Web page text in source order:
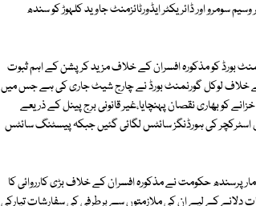
سومرو اور ڈائریکٹر ایڈورٹائزمنٹ جاوید کلہوڑ کو سندھ
بورڈ کو مذکورہ افسران کے خلاف مزید کرپشن کے اہم ثبوت
خلاف لوکل گورنمنٹ بورڈ نے چارج شیٹ جاری کی ہے جس میں
کو بھاری نقصان پہنچایا،غیر قانونی برج پینل کے ذریعے
کی ہورڈنگز سائٹس لگائی گئیں جبکہ پیسٹنگ سائٹس
پرسندھ حکومت نے مذکورہ افسران کے خلاف بڑی کارروائی کا
دلانے کے لیے ان کی ملازمتوں سے برطرفی کی سفارشات تیارکی